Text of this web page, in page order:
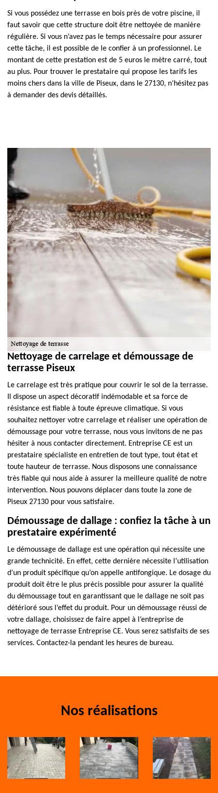
Si vous possédez une terrasse en bois près de votre piscine, il
faut savoir que cette structure doit être nettoyée de manière
régulière. Si vous n’avez pas le temps nécessaire pour assurer
cette tâche, il est possible de le confier à un professionnel. Le
montant de cette prestation est de 5 euros le mètre carré, tout
au plus. Pour trouver le prestataire qui propose les tarifs les
moins chers dans la ville de Piseux, dans le 27130, n’hésitez pas
à demander des devis détaillés.
Nettoyage de carrelage et démoussage de
terrasse Piseux
Le carrelage est très pratique pour couvrir le sol de la terrasse.
Il dispose un aspect décoratif indémodable et sa force de
résistance est fiable à toute épreuve climatique. Si vous
souhaitez nettoyer votre carrelage et réaliser une opération de
démoussage pour votre terrasse, nous vous invitons de ne pas
hésiter à nous contacter directement. Entreprise CE est un
prestataire spécialiste en entretien de tout type, tout état et
toute hauteur de terrasse. Nous disposons une connaissance
très fiable qui nous aide à assurer la meilleure qualité de notre
intervention. Nous pouvons déplacer dans toute la zone de
Piseux 27130 pour vous satisfaire.
Démoussage de dallage : confiez la tâche à un
prestataire expérimenté
Le démoussage de dallage est une opération qui nécessite une
grande technicité. En effet, cette dernière nécessite l’utilisation
d’un produit spécifique qu’on appelle antifongique. Le dosage du
produit doit être le plus précis possible pour assurer la qualité
du démoussage tout en garantissant que le dallage ne soit pas
détérioré sous l’effet du produit. Pour un démoussage réussi de
votre dallage, choisissez de faire appel à l’entreprise de
nettoyage de terrasse Entreprise CE. Vous serez satisfaits de ses
services. Contactez-la pendant les heures de bureau.
Nos réalisations